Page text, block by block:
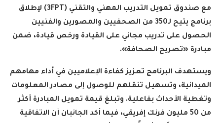
مع صندوق تمويل التدريب المهني والتقني (3FPT)
لإطلاق
برنامج يتيح لـ350 من الصحفيين والمصورين والفنيين
الحصول على تدريب مجاني على القيادة ورخص قيادة، ضمن
مبادرة «تصريح الصحافة».
ويستهدف البرنامج تعزيز كفاءة الإعلاميين في أداء مهامهم
الميدانية، وتسهيل تنقلهم للوصول إلى مصادر المعلومات
وتغطية الأحداث بفاعلية. وتبلغ قيمة تمويل المبادرة أكثر
من 50 مليون فرنك إفريقي، فيما أكد الجانبان أن الاتفاقية